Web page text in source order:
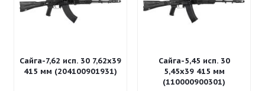
Сайга-7,62 исп. 30 7,62x39
415 мм (204100901931)
Сайга-5,45 исп. 30
5,45x39 415 мм
(110000900301)